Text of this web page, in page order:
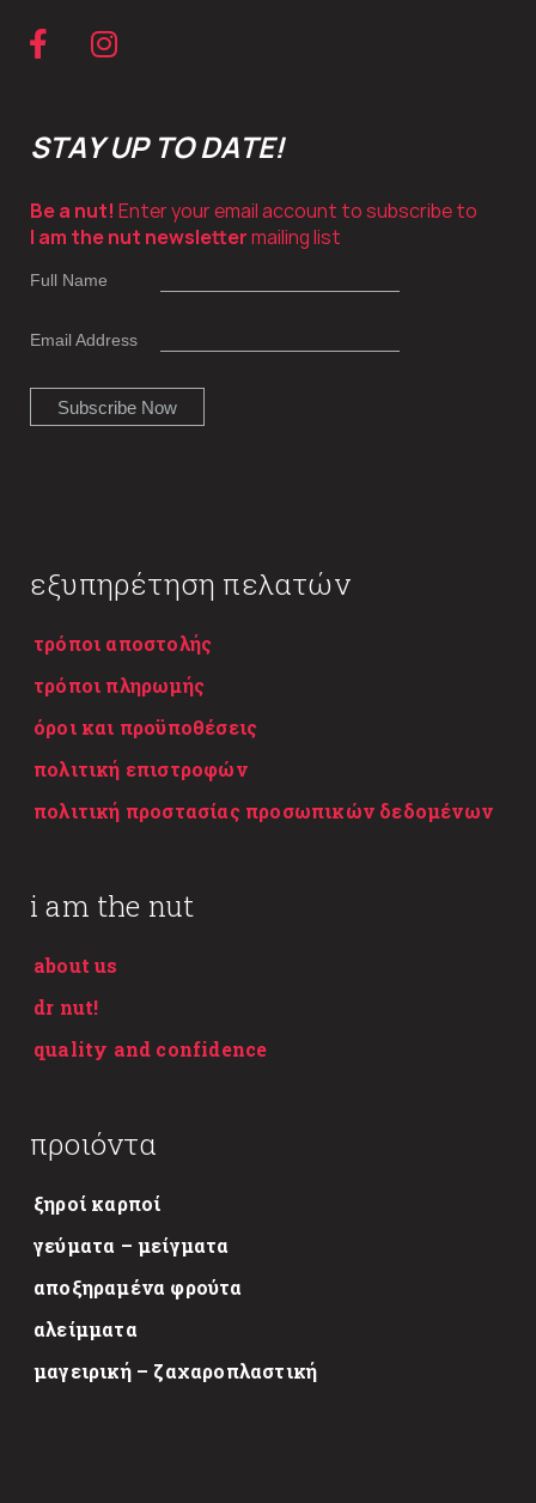
STAY UP TO DATE!
Be a nut! Enter your email account to subscribe to
I am the nut newslettermailing list
Full Name
Email Address
εξυπηρέτηση πελατών
τρόποι αποστολής
τρόποι πληρωμής
όροι και προϋποθέσεις
πολιτική επιστροφών
πολιτική προστασίας προσωπικών δεδομένων
i am the nut
about us
dr nut!
quality and confidence
προιόντα
ξηροί καρποί
γεύματα – μείγματα
αποξηραμένα φρούτα
αλείμματα
μαγειρική – ζαχαροπλαστική